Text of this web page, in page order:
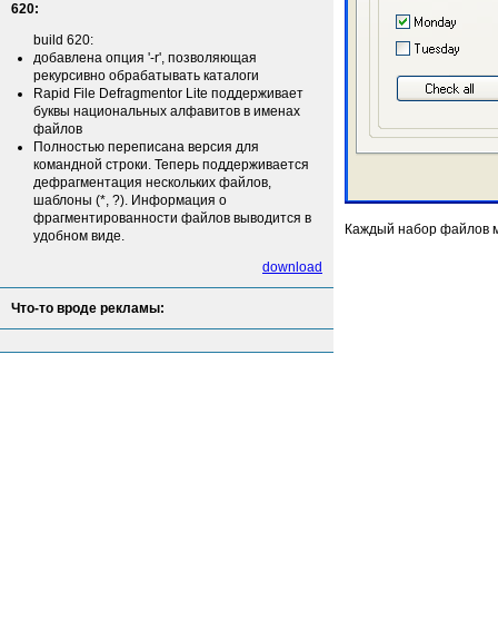
620:
build 620:
добавлена опция '-r', позволяющая
рекурсивно обрабатывать каталоги
Rapid File Defragmentor Lite поддерживает
буквы национальных алфавитов в именах
файлов
Полностью переписана версия для
командной строки. Теперь поддерживается
дефрагментация нескольких файлов,
шаблоны (*, ?). Информация о
фрагментированности файлов выводится в
удобном виде.
download
Что-то вроде рекламы:
Каждый набор файлов